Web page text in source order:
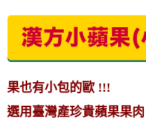
果也有小包的歐 !!!
選用臺灣產珍貴蘋果果肉